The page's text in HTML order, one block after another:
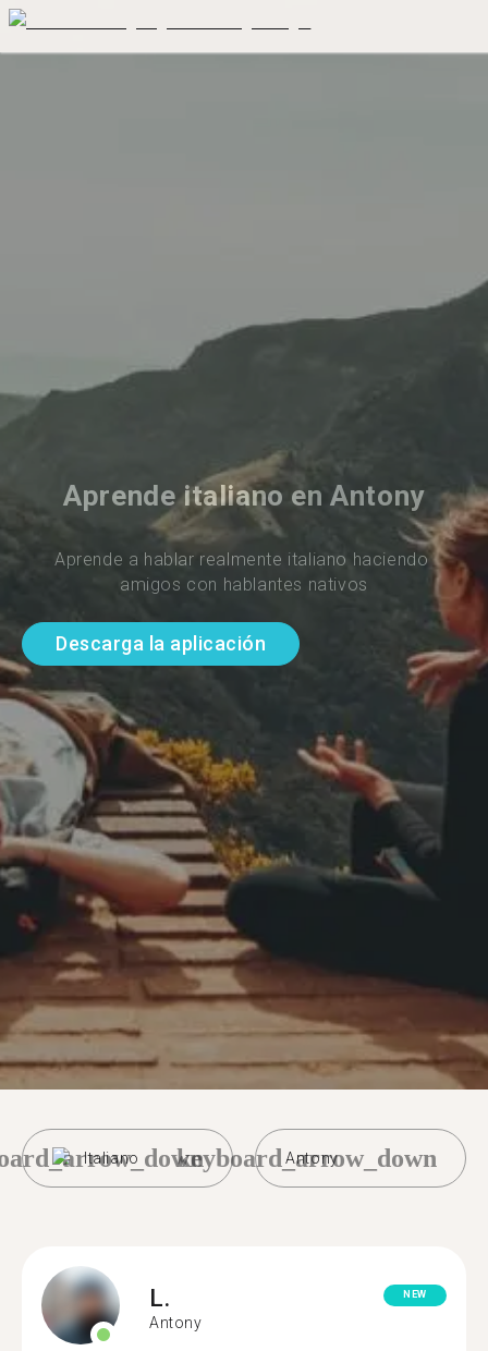
Aprende italiano en Antony
Aprende a hablar realmente italiano haciendo
amigos con hablantes nativos
Descarga la aplicación
Italiano Antony
keyboard_arrow_down
L.
Antony
NEW